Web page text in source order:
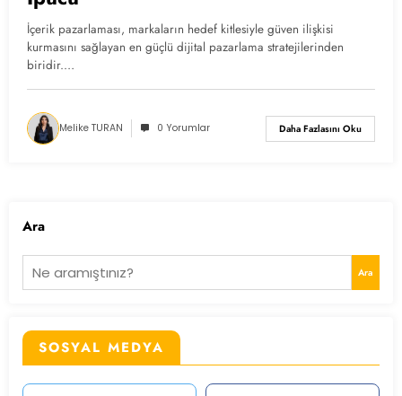
İçerik pazarlaması, markaların hedef kitlesiyle güven ilişkisi
kurmasını sağlayan en güçlü dijital pazarlama stratejilerinden
biridir.…
Melike TURAN 0 Yorumlar Daha Fazlasını Oku
Ara
Ara
SOSYAL MEDYA